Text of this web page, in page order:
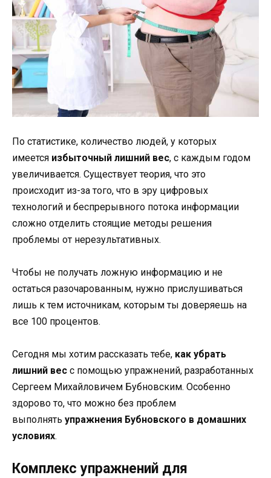
По статистике, количество людей, у которых
имеется избыточный лишний вес, с каждым годом
увеличивается. Существует теория, что это
происходит из-за того, что в эру цифровых
технологий и беспрерывного потока информации
сложно отделить стоящие методы решения
проблемы от нерезультативных.
Чтобы не получать ложную информацию и не
остаться разочарованным, нужно прислушиваться
лишь к тем источникам, которым ты доверяешь на
все 100 процентов.
Сегодня мы хотим рассказать тебе, как убрать
лишний вес с помощью упражнений, разработанных
Сергеем Михайловичем Бубновским. Особенно
здорово то, что можно без проблем
выполнять упражнения Бубновского в домашних
условиях.
Комплекс упражнений для